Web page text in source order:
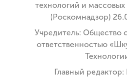
технологий и
(Роскомнадзор)
Учредитель: Общество
ответственностью
Главный редактор: